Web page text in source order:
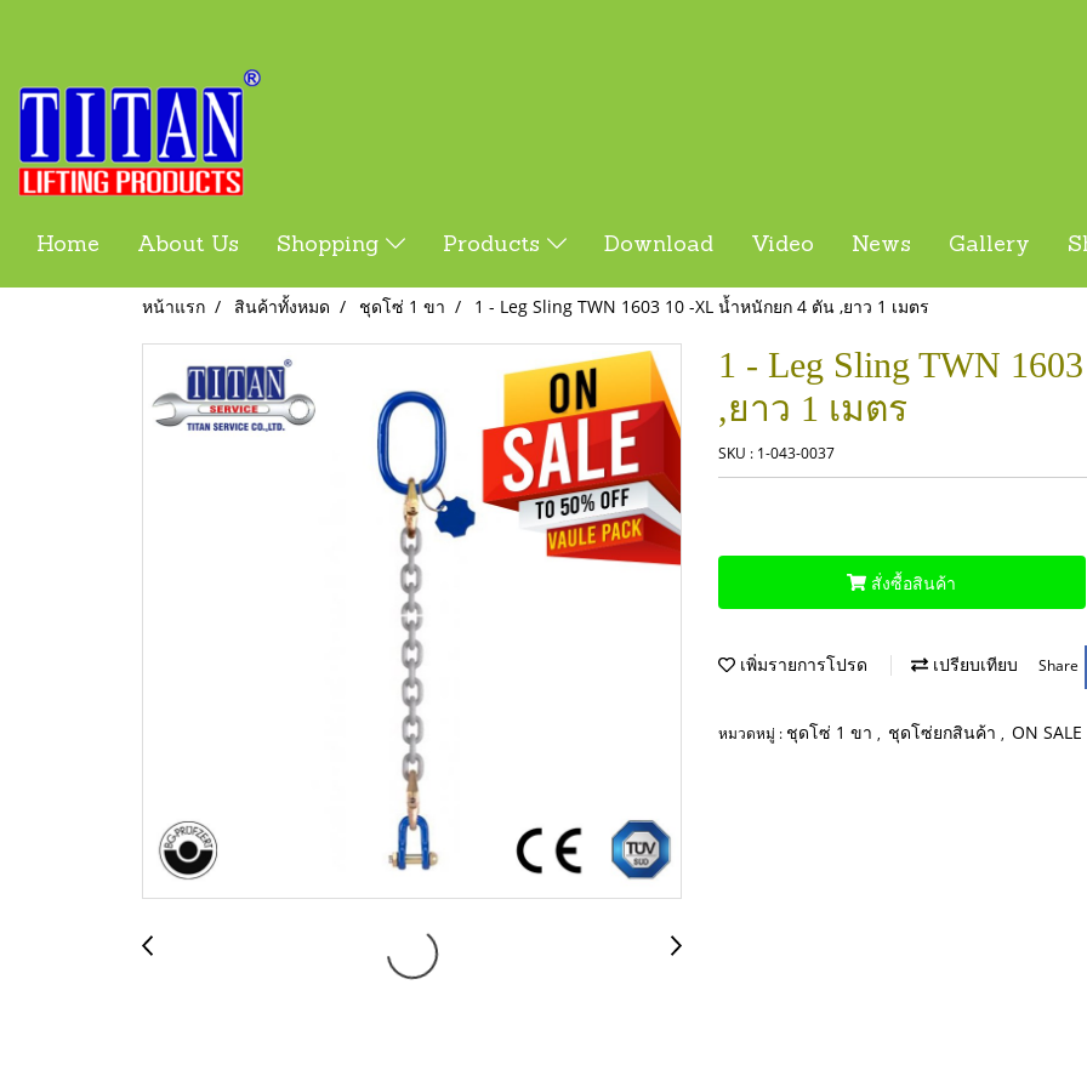
Home About Us Shopping Products Download Video News Gallery
หน้าแรก สินค้าทั้งหมด ชุดโซ่ 1 ขา 1 - Leg Sling TWN 1603 10 -XL น้ำหนักยก 4 ตัน ,ยาว 1 เมตร
1 - Leg Sling TWN
,ยาว 1 เมตร
SKU : 1-043-0037
สั่งซื้อสินค้า
เพิ่มรายการโปรด เปรียบเทียบ Share
หมวดหมู่ : ชุดโซ่ 1 ขา , ชุดโซ่ยกสินค้า , ON SALE